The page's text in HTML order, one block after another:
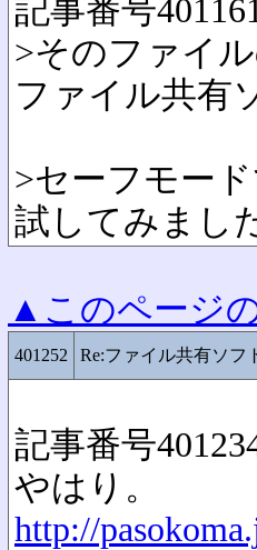
記事番号
>そのファイ
ファイル共有
>セーフモー
試してみまし
▲このページ
401252 Re:ファイル共有ソフ
記事番号
やはり。
http://